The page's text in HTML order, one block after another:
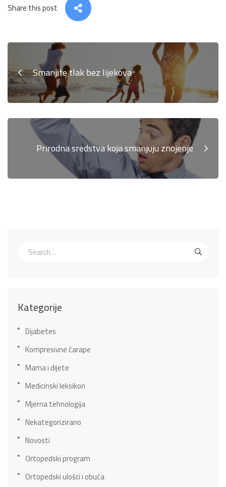
Share this post
Smanjite tlak bez lijekova
Prirodna sredstva koja smanjuju znojenje
Kategorije
Dijabetes
Kompresivne čarape
Mama i dijete
Medicinski leksikon
Mjerna tehnologija
Nekategorizirano
Novosti
Ortopedski program
Ortopedski ulošci i obuća